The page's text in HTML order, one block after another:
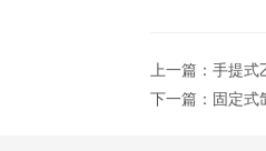
上一篇： 手提式
下一篇： 固定式